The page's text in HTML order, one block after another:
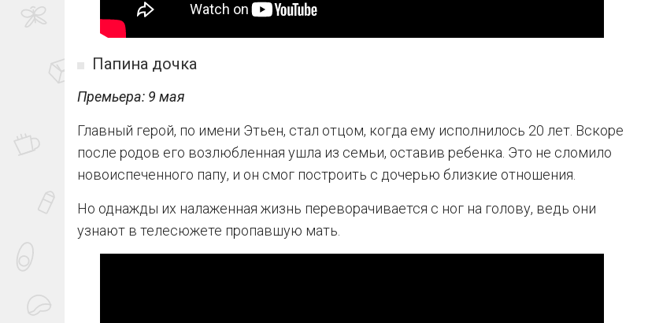
Папина дочка
Премьера: 9 мая
Главный герой, по имени Этьен, стал отцом, когда ему исполнилось 20 лет. Вскоре
после родов его возлюбленная ушла из семьи, оставив ребенка. Это не сломило
новоиспеченного папу, и он смог построить с дочерью близкие отношения.
Но однажды их налаженная жизнь переворачивается с ног на голову, ведь они
узнают в телесюжете пропавшую мать.